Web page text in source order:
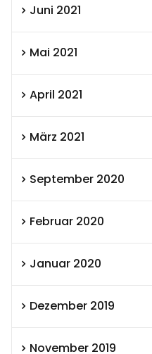
Juni 2021
Mai 2021
April 2021
März 2021
September 2020
Februar 2020
Januar 2020
Dezember 2019
November 2019